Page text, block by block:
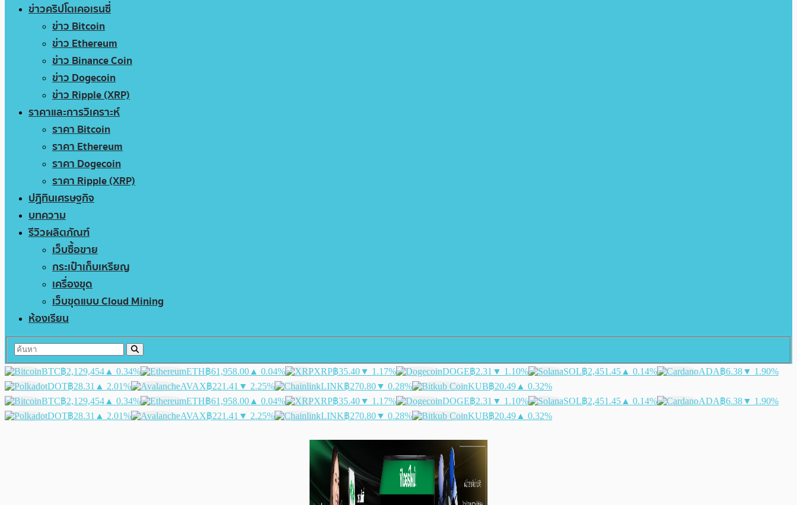
ข่าวคริปโตเคอเรนซี่
ข่าว Bitcoin
ข่าว Ethereum
ข่าว Binance Coin
ข่าว Dogecoin
ข่าว Ripple (XRP)
ราคาและการวิเคราะห์
ราคา Bitcoin
ราคา Ethereum
ราคา Dogecoin
ราคา Ripple (XRP)
ปฏิทินเศรษฐกิจ
บทความ
รีวิวผลิตภัณฑ์
เว็บซื้อขาย
กระเป๋าเก็บเหรียญ
เครื่องขุด
เว็บขุดแบบ Cloud Mining
ห้องเรียน
BTC฿2,129,454 ▲ 0.34% ETH฿61,958.00 ▲ 0.04% XRP฿35.40▼ 1.17% DOGE฿2.31 ▼ 1.10% SOL฿2,451.45 ▲ 0.14% ADA฿6.38▼ 1.90%
DOT฿28.31 ▲ 2.01% AVAX฿221.41 ▼ 2.25% LINK฿270.80▼ 0.28% KUB฿20.49 ▲ 0.32%
BTC฿2,129,454 ▲ 0.34% ETH฿61,958.00 ▲ 0.04% XRP฿35.40▼ 1.17% DOGE฿2.31 ▼ 1.10% SOL฿2,451.45 ▲ 0.14% ADA฿6.38▼ 1.90%
DOT฿28.31 ▲ 2.01% AVAX฿221.41 ▼ 2.25% LINK฿270.80▼ 0.28% KUB฿20.49 ▲ 0.32%